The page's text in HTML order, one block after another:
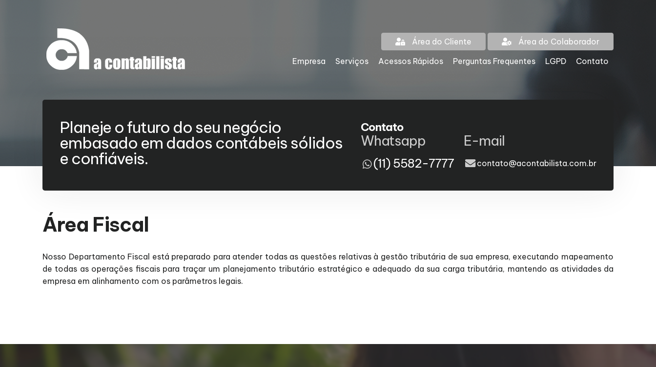
Área do Cliente
Área do Colaborador
Empresa
Serviços Acessos Rápidos Perguntas Frequentes LGPD Contato
Planeje o futuro do seu negócio
embasado em dados contábeis sólidos
e confiáveis.
Contato
Whatsapp
(11) 5582-7777
E-mail
contato@acontabilista.com.br
Área Fiscal
Nosso Departamento Fiscal está preparado para atender todas as questões relativas à gestão tributária de sua empresa, executando mapeamento
de todas as operações fiscais para traçar um planejamento tributário estratégico e adequado da sua carga tributária, mantendo as atividades da
empresa em alinhamento com os parâmetros legais.